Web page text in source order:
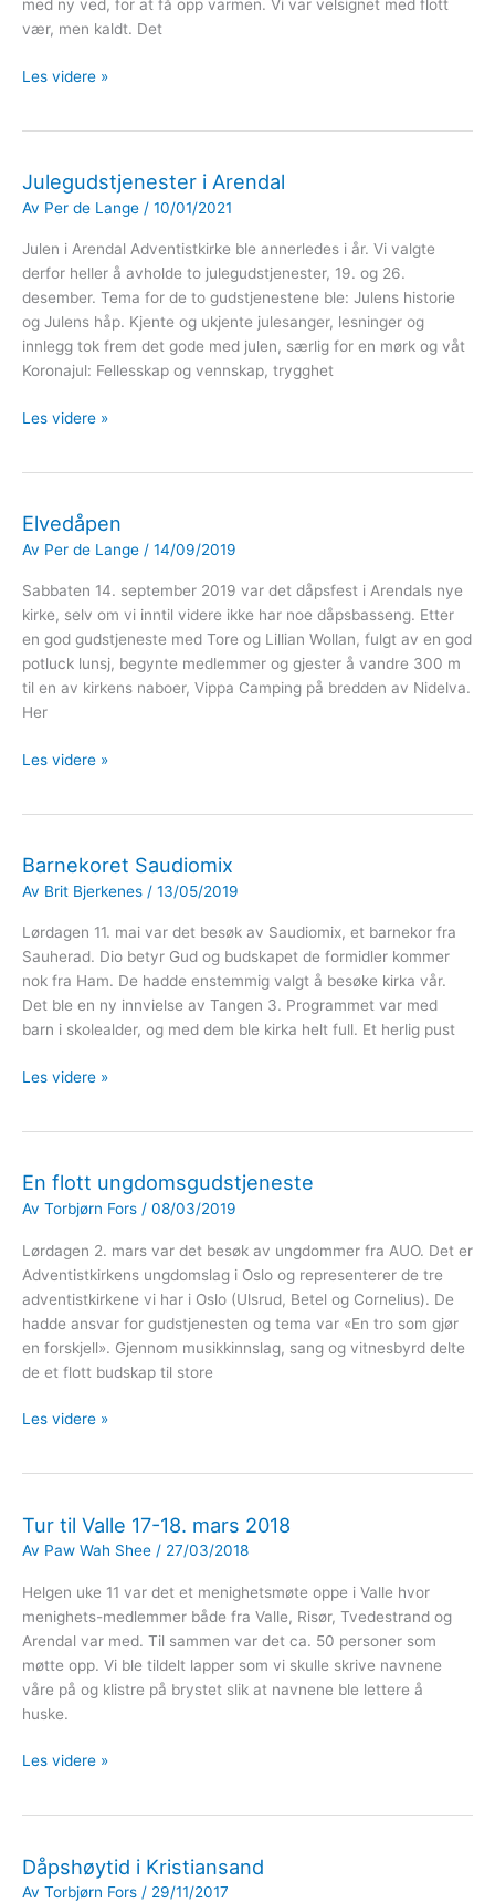
med ny ved, for at få opp varmen. Vi var velsignet med flott
vær, men kaldt. Det
Bålpanne
Les videre »
Julegudstjenester i Arendal
Av Per de Lange / 10/01/2021
Julen i Arendal Adventistkirke ble annerledes i år. Vi valgte
derfor heller å avholde to julegudstjenester, 19. og 26.
desember. Tema for de to gudstjenestene ble: Julens historie
og Julens håp. Kjente og ukjente julesanger, lesninger og
innlegg tok frem det gode med julen, særlig for en mørk og våt
Koronajul: Fellesskap og vennskap, trygghet
Julegudstjenester
Les videre »
Elvedåpen
Av Per de Lange / 14/09/2019
Sabbaten 14. september 2019 var det dåpsfest i Arendals nye
kirke, selv om vi inntil videre ikke har noe dåpsbasseng. Etter
en god gudstjeneste med Tore og Lillian Wollan, fulgt av en god
potluck lunsj, begynte medlemmer og gjester å vandre 300 m
til en av kirkens naboer, Vippa Camping på bredden av Nidelva.
Her
Elvedåpen
Les videre »
Barnekoret Saudiomix
Av Brit Bjerkenes / 13/05/2019
Lørdagen 11. mai var det besøk av Saudiomix, et barnekor fra
Sauherad. Dio betyr Gud og budskapet de formidler kommer
nok fra Ham. De hadde enstemmig valgt å besøke kirka vår.
Det ble en ny innvielse av Tangen 3. Programmet var med
barn i skolealder, og med dem ble kirka helt full. Et herlig pust
Barnekoret
Les videre »
En flott ungdomsgudstjeneste
Av Torbjørn Fors / 08/03/2019
Lørdagen 2. mars var det besøk av ungdommer fra AUO. Det er
Adventistkirkens ungdomslag i Oslo og representerer de tre
adventistkirkene vi har i Oslo (Ulsrud, Betel og Cornelius). De
hadde ansvar for gudstjenesten og tema var «En tro som gjør
en forskjell». Gjennom musikkinnslag, sang og vitnesbyrd delte
de et flott budskap til store
En
Les videre »
Tur til Valle 17-18. mars 2018
Av Paw Wah Shee / 27/03/2018
Helgen uke 11 var det et menighetsmøte oppe i Valle hvor
menighets-medlemmer både fra Valle, Risør, Tvedestrand og
Arendal var med. Til sammen var det ca. 50 personer som
møtte opp. Vi ble tildelt lapper som vi skulle skrive navnene
våre på og klistre på brystet slik at navnene ble lettere å
huske.
Tur
18.
mars
Les videre »
Dåpshøytid i Kristiansand
Av Torbjørn Fors / 29/11/2017